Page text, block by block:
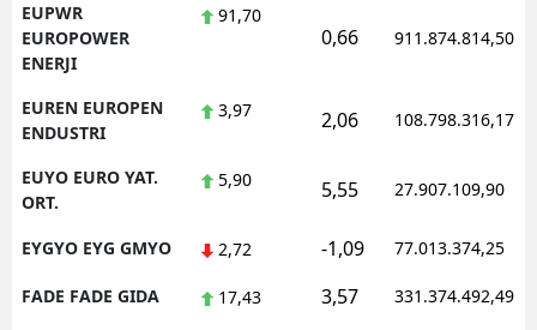
EUPWR
EUROPOWER
ENERJI
91,70
0,66 911.874.814,50
EUREN EUROPEN
ENDUSTRI
3,97 2,06 108.798.316,17
EUYO EURO YAT.
ORT.
5,90 5,55 27.907.109,90
EYGYO EYG GMYO 2,72 -1,09 77.013.374,25
FADE FADE GIDA 17,43 3,57 331.374.492,49